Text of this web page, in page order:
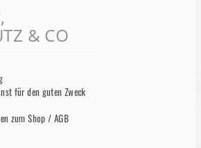
& CO
für den guten Zweck
zum Shop / AGB